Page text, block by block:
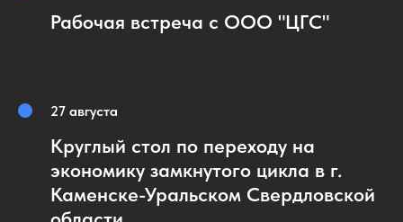
Рабочая встреча с ООО "ЦГС"
27 августа
Круглый стол по переходу на
экономику замкнутого цикла в г.
Каменске-Уральском Свердловской